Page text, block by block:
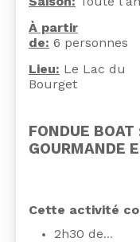
À partir
de: 6 personnes
Lieu: Le Lac du
Bourget
FONDUE BOAT
GOURMANDE
Cette activité
2h30 de…